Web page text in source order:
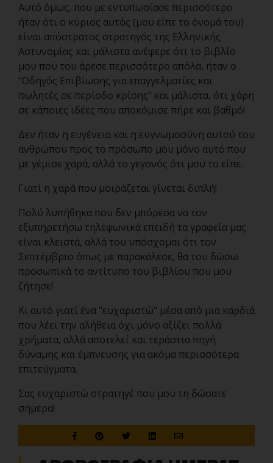
Αυτό όμως, που με εντυπωσίασε περισσότερο
ήταν ότι ο κύριος αυτός (μου είπε το όνομά του)
είναι απόστρατος στρατηγός της Ελληνικής
Αστυνομίας και μάλιστα ανέφερε ότι το βιβλίο
μου που του άρεσε περισσότερο απόλα, ήταν ο
"Οδηγός Επιβίωσης για επαγγελματίες και
πωλητές σε περίοδο κρίσης" και μάλιστα, ότι χάρη
σε κάποιες ιδέες που αποκόμισε πήρε και βαθμό!
Δεν ήταν η ευγένεια και η ευγνωμοσύνη αυτού του
ανθρώπου προς το πρόσωπο μου μόνο αυτό που
με γέμισε χαρά, αλλά το γεγονός ότι μου το είπε.
Γιατί η χαρά που μοιράζεται γίνεται διπλή!
Πολύ λυπήθηκα που δεν μπόρεσα να τον
εξυπηρετήσω τηλεφωνικά επειδή τα γραφεία μας
είναι κλειστά, αλλά του υπόσχομαι ότι τον
Σεπτέμβριο όπως με παρακάλεσε, θα του δώσω
προσωπικά το αντίτυπο του βιβλίου που μου
ζήτησε!
Κι αυτό γιατί ένα "ευχαριστώ" μέσα από μια καρδιά
που λέει την αλήθεια όχι μόνο αξίζει πολλά
χρήματα, αλλά αποτελεί και τεράστια πηγή
δύναμης και έμπνευσης για ακόμα περισσότερα
επιτεύγματα.
Σας ευχαριστώ στρατηγέ που μου τη δώσατε
σήμερα!